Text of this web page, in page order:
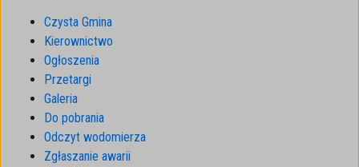
Czysta Gmina
Kierownictwo
Ogłoszenia
Przetargi
Galeria
Do pobrania
Odczyt wodomierza
Zgłaszanie awarii